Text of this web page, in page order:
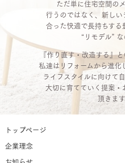
ただ単に住宅空間の
行うのではなく、新しい
合った快適で長持ちする
“リモデル”
『作り直す・改造する』
私達はリフォームから進化
ライフスタイルに向けて
大切に育てていく提案・
頂きます
トップページ
企業理念